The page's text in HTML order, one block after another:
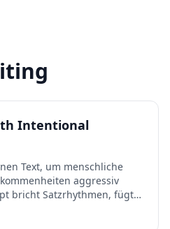
Intentional
Text, um menschliche
aggressiv
bricht Satzrhythmen, fügt
Elemente ein,